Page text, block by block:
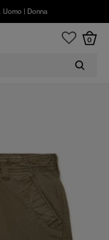
Uomo Donna
0